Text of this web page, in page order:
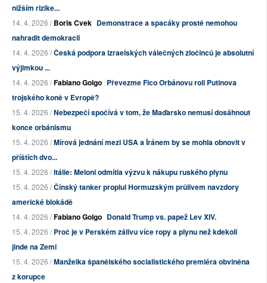
nižším rizike...
14. 4. 2026 /Boris Cvek Demonstrace a spacáky prostě nemohou
nahradit demokracii
14. 4. 2026 /Česká podpora izraelských válečných zločinců je absolutní
výjimkou ...
14. 4. 2026 /Fabiano Golgo Převezme Fico Orbánovu roli Putinova
trojského koně v Evropě?
15. 4. 2026 /Nebezpečí spočívá v tom, že Maďarsko nemusí dosáhnout
konce orbánismu
15. 4. 2026 /Mírová jednání mezi USA a Íránem by se mohla obnovit v
příštích dvo...
15. 4. 2026 /Itálie: Meloni odmítla výzvu k nákupu ruského plynu
15. 4. 2026 /Čínský tanker proplul Hormuzským průlivem navzdory
americké blokádě
14. 4. 2026 /Fabiano Golgo Donald Trump vs. papež Lev XIV.
15. 4. 2026 /Proč je v Perském zálivu více ropy a plynu než kdekoli
jinde na Zemi
15. 4. 2026 /Manželka španělského socialistického premiéra obviněna
z korupce